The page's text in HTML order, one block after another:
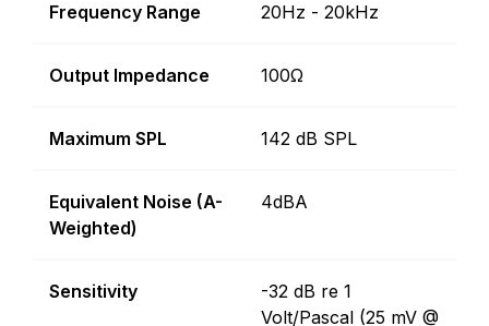
Frequency Range 20Hz - 20kHz
Output Impedance 100Ω
Maximum SPL 142 dB SPL
Equivalent Noise (A-
Weighted)
4dBA
Sensitivity
-32 dB re 1
Volt/Pascal (25 mV @